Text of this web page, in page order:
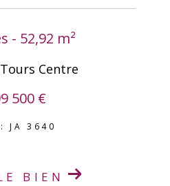
- 52,92 m²
Centre
500 €
: JA 3640
BIEN